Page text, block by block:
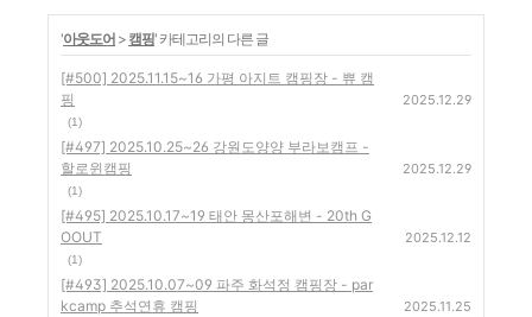
'아웃도어 > 캠핑' 카테고리의 다른 글
[#500] 2025.11.15~16 가평 아지트 캠핑장 - 쀼 캠
핑
(1)
2025.12.29
[#497] 2025.10.25~26 강원도양양 부라보캠프 -
할로윈캠핑
(1)
2025.12.29
[#495] 2025.10.17~19 태안 몽산포해변 - 20th G
OOUT
(1)
2025.12.12
[#493] 2025.10.07~09 파주 화석정 캠핑장 - par
kcamp 추석연휴 캠핑
2025.11.25